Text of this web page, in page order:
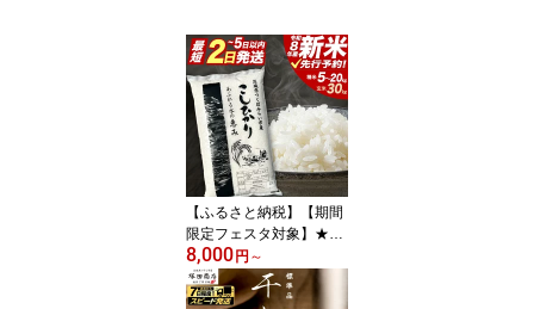
【ふるさと納税】【期間
限定フェスタ対象】★最
短2営業日で発送★ コシ
ヒカリ 精米 玄米 品種お
まかせ 5kg 10kg 15kg 20
8,000円 ～